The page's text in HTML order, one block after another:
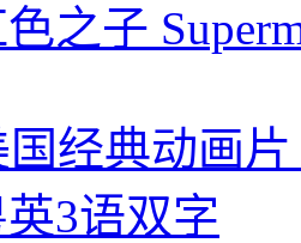
之子
国经典动画
3语双字